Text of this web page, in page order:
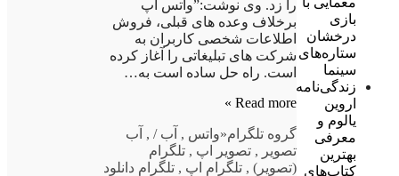
بازی
درخشان
ستاره‌های
سینما
زندگی‌نامه
اروین
یالوم و
معرفی
بهترین
کتاب‌های
را زد. وی نوشت:”واتس آپ
برخلاف وعده های قبلی، فروش
اطلاعات شخصی کاربران به
شرکت های تبلیغاتی را آغاز کرده
است. راه حل ساده است به…
Read more »
گروه تلگرام«واتس , آب /, آب
تصویر , تصویر اپ , تلگرام
(تصویر), تلگرام اپ , تلگرام دانلود